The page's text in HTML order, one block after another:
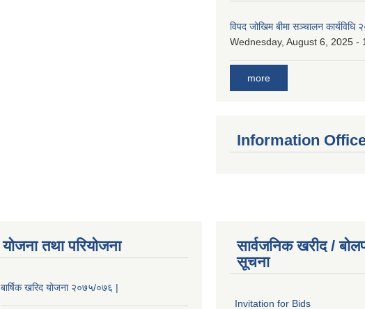
विपद जोखिम बीमा सञ्चालन
Wednesday, August 6, 2025 -
more
Information
योजना तथा परियोजना
बार्षिक खरिद योजना २०७५/०७६ |
सार्वजनिक खरीद /
सूचना
Invitation for Bids